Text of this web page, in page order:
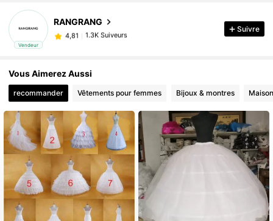
Vendeur
RANGRANG
4,81
1.3K Suiveurs
p***3
est en train de naviguer
Suivre
Vous Aimerez Aussi
recommander Vêtements pour femmes Bijoux & montres Maison